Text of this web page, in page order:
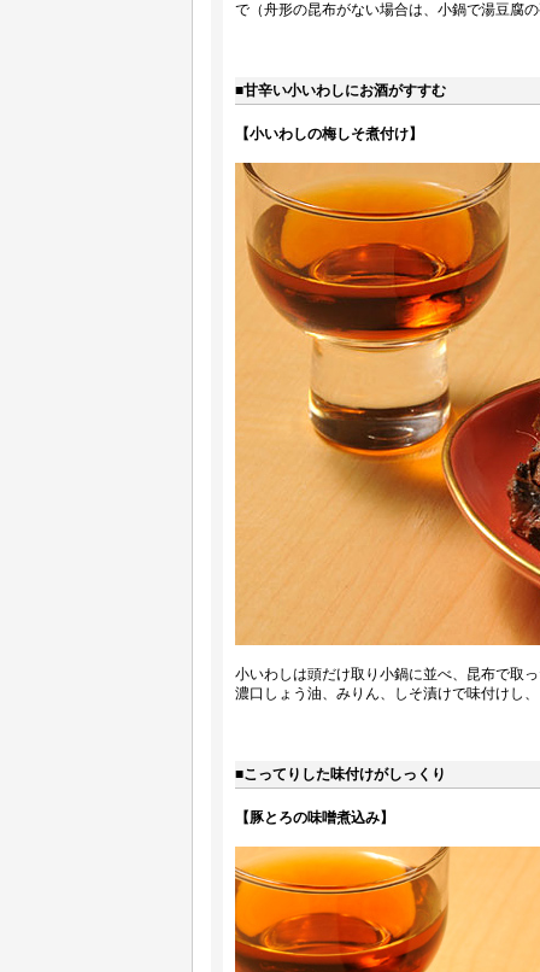
で（舟形の昆布がない場合は、小鍋で湯豆腐
■甘辛い小いわしにお酒がすすむ
【小いわしの梅しそ煮付け】
小いわしは頭だけ取り小鍋に並べ、昆布で取
濃口しょう油、みりん、しそ漬けで味付けし
■こってりした味付けがしっくり
【豚とろの味噌煮込み】